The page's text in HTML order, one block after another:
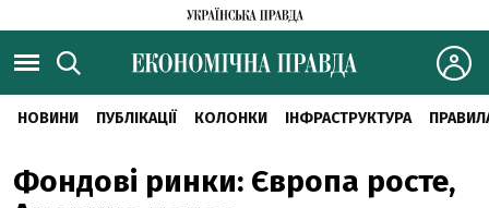
НОВИНИ ПУБЛІКАЦІЇ КОЛОНКИ ІНФРАСТРУКТУРА
Фондові ринки: Європа росте,